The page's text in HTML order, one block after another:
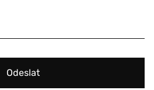
Odeslat